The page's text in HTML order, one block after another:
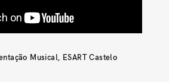
Musical, ESART Castelo